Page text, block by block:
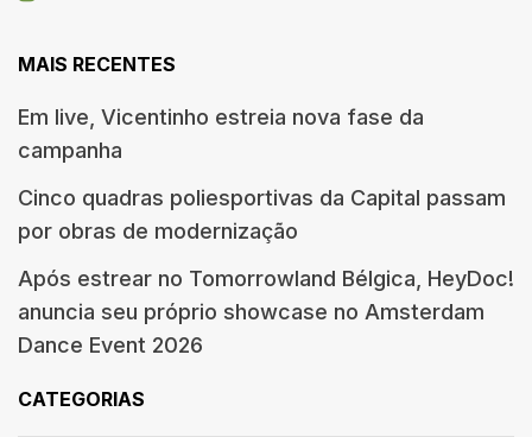
MAIS RECENTES
Em live, Vicentinho estreia nova fase da
campanha
Cinco quadras poliesportivas da Capital passam
por obras de modernização
Após estrear no Tomorrowland Bélgica, HeyDoc!
anuncia seu próprio showcase no Amsterdam
Dance Event 2026
CATEGORIAS